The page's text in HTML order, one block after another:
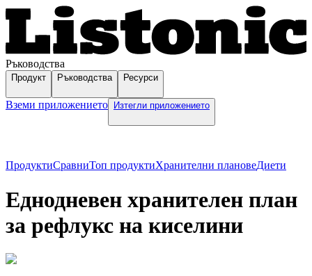
Ръководства
Продукт Ръководства Ресурси
Вземи приложението Изтегли приложението
ПродуктиСравниТоп продуктиХранителни плановеДиети
Еднодневен хранителен план
за рефлукс на киселини